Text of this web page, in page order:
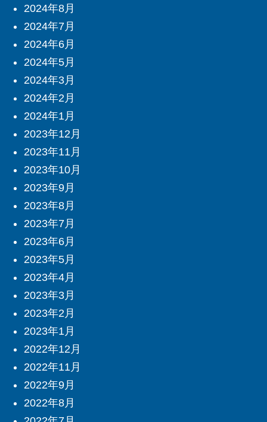
2024年8月
2024年7月
2024年6月
2024年5月
2024年3月
2024年2月
2024年1月
2023年12月
2023年11月
2023年10月
2023年9月
2023年8月
2023年7月
2023年6月
2023年5月
2023年4月
2023年3月
2023年2月
2023年1月
2022年12月
2022年11月
2022年9月
2022年8月